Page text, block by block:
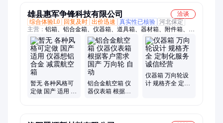
雄县惠军争锋科技有限公司
洽谈
综合体验L0
回复及时 出价迅速 真实性已核验 河北保定
主营： 铝箱、铝合金箱、仪器箱、道具箱、器材箱、附件箱、收
纳箱、航空箱、工具箱、电子仪表箱、实验仪器包装箱、消防器
材箱、指挥作业箱、侦查作业箱、勘测仪器包装箱、仪器仪表
箱、乐器包装箱、舞台道具箱、服装道具箱、运输储备箱、通讯
设备箱、五金工具箱、铝合金航空箱、产品展示箱、物资器材箱
暂无 各种风格可
定做 国产 适用 仪
铝合金航空箱 仪
器仪表箱 根据客
仪器箱 万向轮设
计 规格齐全 定制